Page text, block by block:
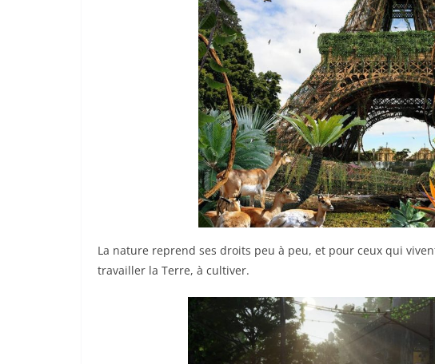
La nature reprend ses droits peu à peu, et pour ceux qui
travailler la Terre, à cultiver.